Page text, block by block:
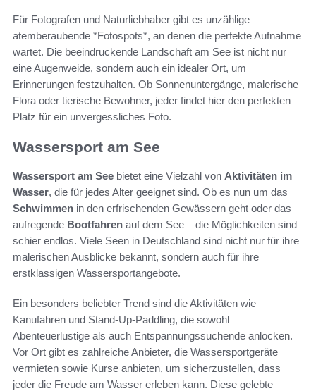
Für Fotografen und Naturliebhaber gibt es unzählige
atemberaubende *Fotospots*, an denen die perfekte Aufnahme
wartet. Die beeindruckende Landschaft am See ist nicht nur
eine Augenweide, sondern auch ein idealer Ort, um
Erinnerungen festzuhalten. Ob Sonnenuntergänge, malerische
Flora oder tierische Bewohner, jeder findet hier den perfekten
Platz für ein unvergessliches Foto.
Wassersport am See
Wassersport am See bietet eine Vielzahl von Aktivitäten im
Wasser, die für jedes Alter geeignet sind. Ob es nun um das
Schwimmen in den erfrischenden Gewässern geht oder das
aufregende Bootfahren auf dem See – die Möglichkeiten sind
schier endlos. Viele Seen in Deutschland sind nicht nur für ihre
malerischen Ausblicke bekannt, sondern auch für ihre
erstklassigen Wassersportangebote.
Ein besonders beliebter Trend sind die Aktivitäten wie
Kanufahren und Stand-Up-Paddling, die sowohl
Abenteuerlustige als auch Entspannungssuchende anlocken.
Vor Ort gibt es zahlreiche Anbieter, die Wassersportgeräte
vermieten sowie Kurse anbieten, um sicherzustellen, dass
jeder die Freude am Wasser erleben kann. Diese gelebte